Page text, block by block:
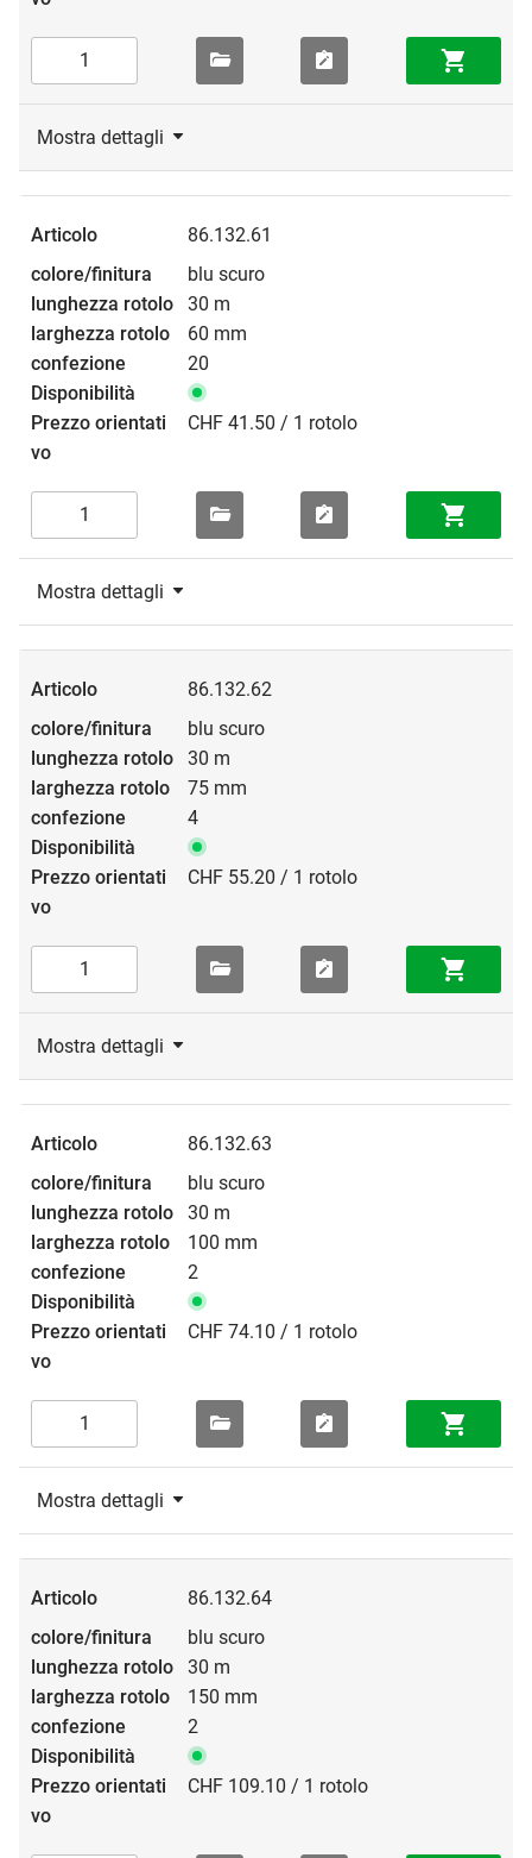
Mostra dettagli
86.132.61
blu scuro
30 m
60 mm
20
CHF 41.50 / 1 rotolo
Mostra dettagli
86.132.62
blu scuro
30 m
75 mm
4
CHF 55.20 / 1 rotolo
Mostra dettagli
86.132.63
blu scuro
30 m
100 mm
2
CHF 74.10 / 1 rotolo
Mostra dettagli
86.132.64
blu scuro
30 m
150 mm
2
CHF 109.10 / 1 rotolo